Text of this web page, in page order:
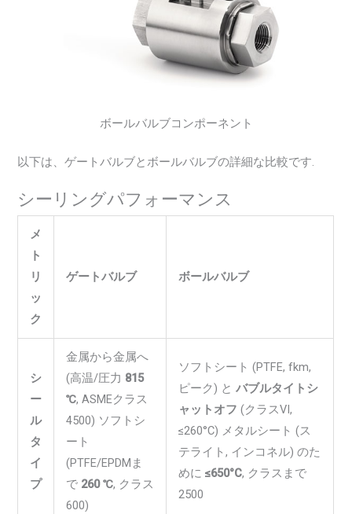
ボールバルブコンポーネント
以下は、ゲートバルブとボールバルブの詳細な比較です.
シーリングパフォーマンス
メ
ト
リ
ッ
ク
ゲートバルブ ボールバルブ
シ
ー
ル
タ
イ
プ
金属から金属へ
(高温/圧力 815
℃, ASMEクラス
4500) ソフトシ
ート
(PTFE/EPDMま
で 260 ℃, クラス
600)
ソフトシート (PTFE, fkm,
ピーク) とバブルタイトシ
ャットオフ (クラスVI,
≤260°C) メタルシート (ス
テライト, インコネル) のた
めに≤650°C, クラスまで
2500